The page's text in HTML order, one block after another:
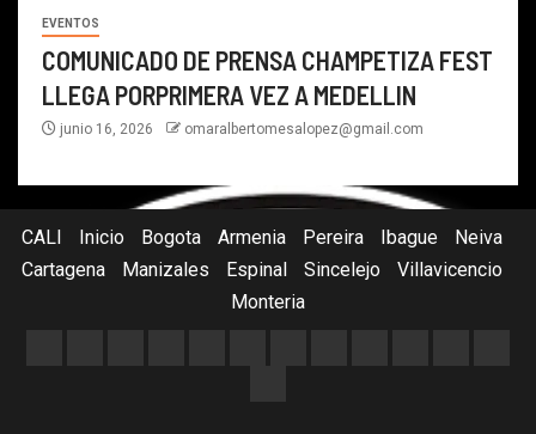
EVENTOS
COMUNICADO DE PRENSA CHAMPETIZA FEST
LLEGA PORPRIMERA VEZ A MEDELLIN
junio 16, 2026 omaralbertomesalopez@gmail.com
CALI Inicio Bogota Armenia Pereira Ibague
Neiva
Cartagena
Manizales Espinal Sincelejo
Villavicencio
Monteria